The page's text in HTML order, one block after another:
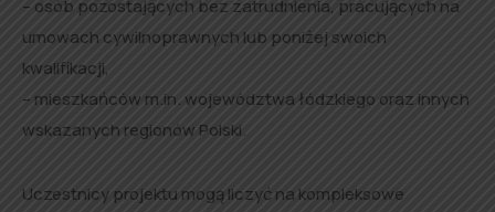
– osób pozostających bez zatrudnienia, pracujących na
umowach cywilnoprawnych lub poniżej swoich
kwalifikacji,
– mieszkańców m.in. województwa łódzkiego oraz innych
wskazanych regionów Polski.
Uczestnicy projektu mogą liczyć na kompleksowe